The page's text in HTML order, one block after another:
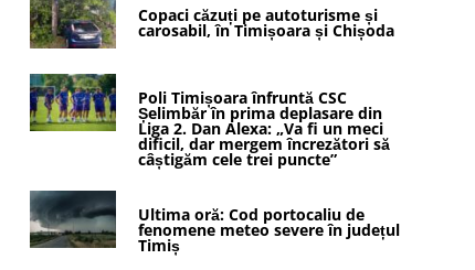
Copaci căzuți pe autoturisme și
carosabil, în Timișoara și Chișoda
Poli Timișoara înfruntă CSC
Șelimbăr în prima deplasare din
Liga 2. Dan Alexa: „Va fi un meci
dificil, dar mergem încrezători să
câștigăm cele trei puncte”
Ultima oră: Cod portocaliu de
fenomene meteo severe în județul
Timiș